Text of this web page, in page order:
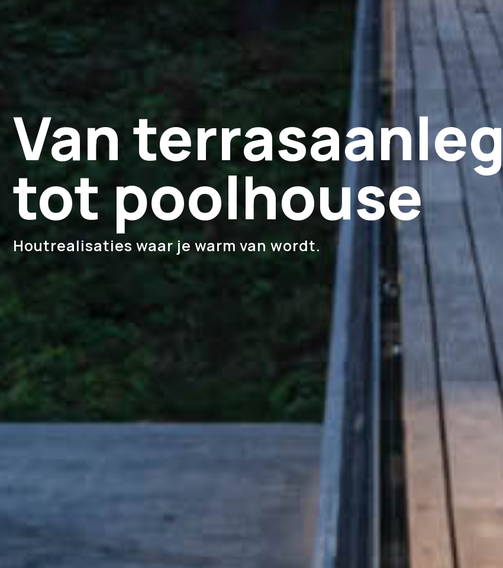
Van terrasaanleg
tot poolhouse
Houtrealisaties waar je warm van wordt.